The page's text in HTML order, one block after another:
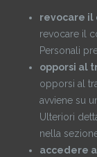
revocare il
revocare il
Personali
opporsi al
opporsi al
avviene su
Ulteriori
nella
accedere